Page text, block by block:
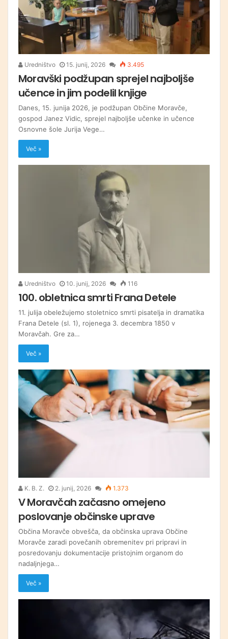
Uredništvo 15. junij, 2026 3.495
Moravški podžupan sprejel najboljše
učence in jim podelil knjige
Danes, 15. junija 2026, je podžupan Občine Moravče,
gospod Janez Vidic, sprejel najboljše učenke in učence
Osnovne šole Jurija Vege…
Več »
Uredništvo 10. junij, 2026 116
100. obletnica smrti Frana Detele
11. julija obeležujemo stoletnico smrti pisatelja in dramatika
Frana Detele (sl. 1), rojenega 3. decembra 1850 v
Moravčah. Gre za…
Več »
K. B. Z. 2. junij, 2026 1.373
V Moravčah začasno omejeno
poslovanje občinske uprave
Občina Moravče obvešča, da občinska uprava Občine
Moravče zaradi povečanih obremenitev pri pripravi in
posredovanju dokumentacije pristojnim organom do
nadaljnjega…
Več »